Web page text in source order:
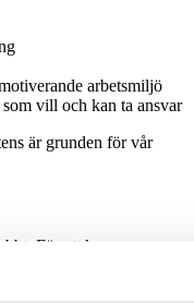
arbetsmiljö
vill och kan ta ansvar
är grunden för vår
För att kunna anpassa